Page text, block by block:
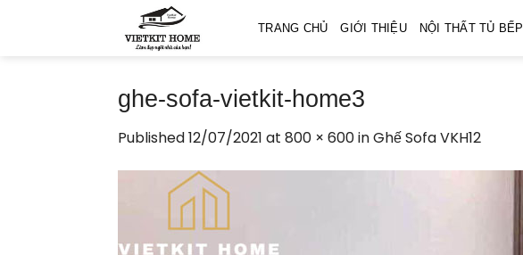
TRANG CHỦ GIỚI THIỆU NỘI THẤT TỦ BẾP
ghe-sofa-vietkit-home3
Published12/07/2021 at 800 × 600inGhế Sofa VKH12